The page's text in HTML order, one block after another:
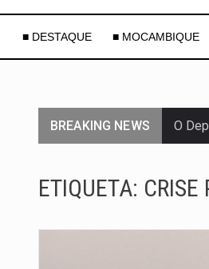
■ DESTAQUE ■ MOCAMBIQUE
BREAKING NEWS O
A
ETIQUETA: CRISE